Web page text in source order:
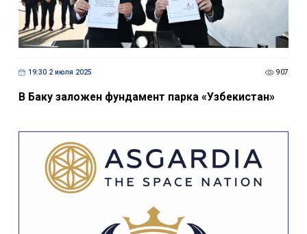
19:30 2 июля 2025 907
В Баку заложен фундамент парка «Узбекистан»